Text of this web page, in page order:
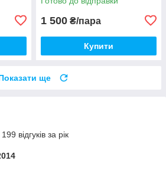
1 500 ₴/пара
Купити
ще
відгуків за рік